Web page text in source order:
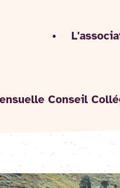
Conseil